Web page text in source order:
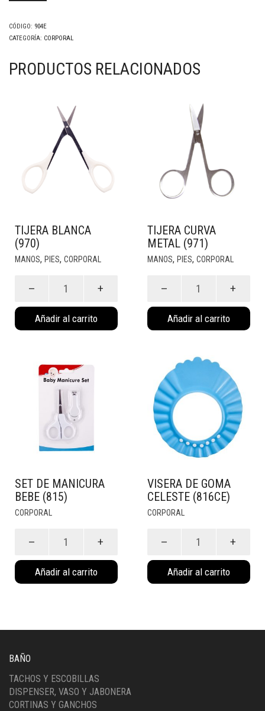
CÓDIGO: 904E
CATEGORÍA: CORPORAL
PRODUCTOS RELACIONADOS
TIJERA BLANCA
(970)
MANOS, PIES, CORPORAL
(970)
cantidadAñadir al carrito
TIJERA CURVA
METAL (971)
MANOS, PIES, CORPORAL
Metal
(971)
cantidad
Añadir al carrito
SET DE MANICURA
BEBE (815)
CORPORAL
Manicura
Bebe
(815)
Añadir al carrito
VISERA DE GOMA
CELESTE (816CE)
CORPORAL
Goma
Celeste
(816CE)
Añadir al carrito
BAÑO
TACHOS Y ESCOBILLAS
DISPENSER, VASO Y JABONERA
CORTINAS Y GANCHOS